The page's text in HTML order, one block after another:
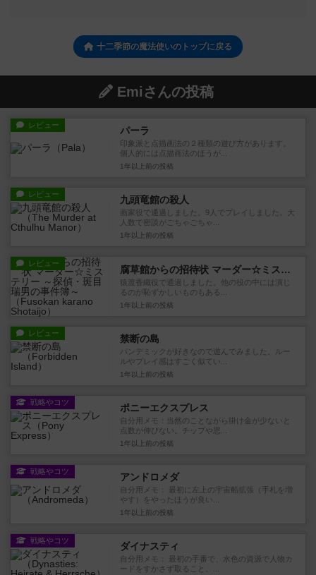
十二季節の魔法使いのトップに戻る
Emiさんの投稿
レビュー パーラ
印象派と点描画法の２種類の遊び方があります。
個人的には点描画法のほうが...
1年以上前 の投稿
レビュー 九頭竜館の殺人
画家役で通過しました。9人でプレイしました。大
人数で密談がごちゃごちゃ...
1年以上前 の投稿
レビュー
腐草館からの招待状 マーダー☆ミステリー ～探偵・斑目瑞男の事件簿～
猿渡香織役で通過しました。他の役の中には演じ
るのが恥ずかしいものもある...
1年以上前 の投稿
レビュー 禁断の島
パンデミックが好きなので遊んでみました。ルー
ルやプレイ感はすごく似てい...
1年以上前 の投稿
戦略やコツ ポニーエクスプレス
自分用メモ：当然のことながら掛け金が少ないと
点数が伸びない。チップや思...
1年以上前 の投稿
戦略やコツ アンドロメダ
自分用メモ： 最初に左上の宇宙船拡張（手札を増
やす）をやったほうが良い...
1年以上前 の投稿
戦略やコツ ダイナスティ
自分用メモ： 最初の手番で、水色の資源で人物カ
ードをすかさず取ること。...